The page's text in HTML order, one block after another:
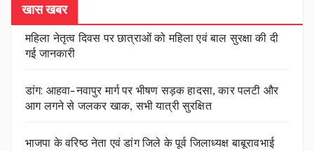
खास खबर
महिला नेतृत्व दिवस पर छात्राओं को महिला एवं बाल सुरक्षा की दी
गई जानकारी
डांग: आहवा-नवापुर मार्ग पर भीषण सड़क हादसा, कार पलटी और
आग लगने से जलकर खाक, सभी यात्री सुरक्षित
भाजपा के वरिष्ठ नेता एवं डांग जिले के पूर्व जिलाध्यक्ष बाबूरावभाई